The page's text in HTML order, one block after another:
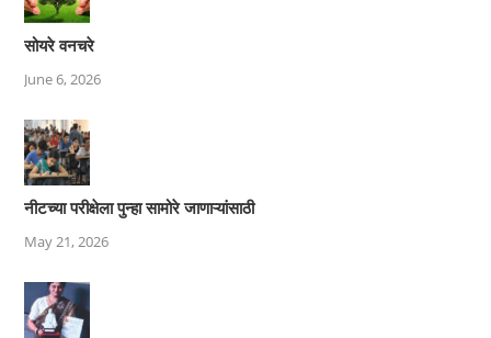
सोयरे वनचरे
June 6, 2026
नीटच्या परीक्षेला पुन्हा सामोरे जाणाऱ्यांसाठी
May 21, 2026